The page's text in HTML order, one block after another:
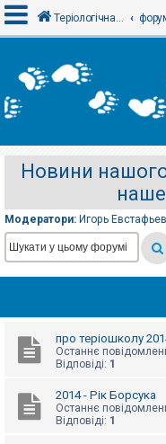
х
і
с
р
а
ц
і
Т
м
б
Теріологічна школа
Новини
Модератори: Игорь Евстафьев
про теріошколу
Останнє
Відповіді: 1
2014 - Рік Борсука
Останнє
Відповіді: 1